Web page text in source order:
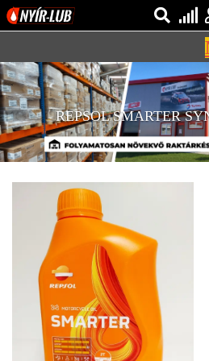
REGISZTRÁCIÓ
KENŐANYAGOK
KENŐANYAGOK
MÁRKÁK
NORMÁK
VISZKOZITÁSOK
ADALÉKOK
Regisztráció
AZ ÖN KOSARA
REPSOL SMARTER